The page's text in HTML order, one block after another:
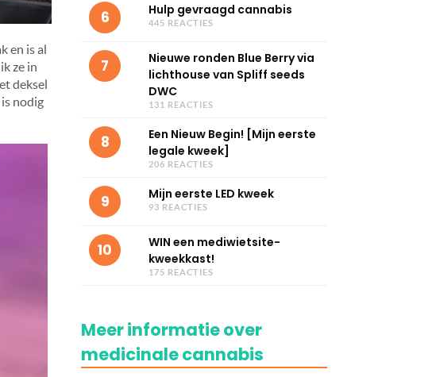
en is al
ze in
deksel
nodig
6 Hulp gevraagd cannabis
445 REACTIES
7
Nieuwe ronden Blue Berry via
lichthouse van Spliff seeds
DWC
131 REACTIES
8
Een Nieuw Begin! [Mijn eerste
legale kweek]
206 REACTIES
9 Mijn eerste LED kweek
93 REACTIES
10
WIN een mediwietsite-
kweekkast!
175 REACTIES
Meer informatie over
medicinale cannabis